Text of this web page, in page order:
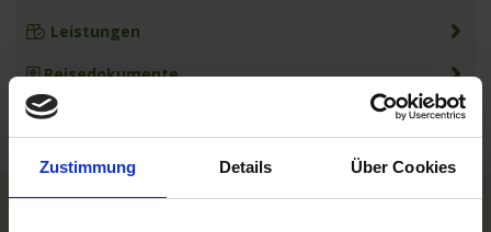
Zustimmung Details Über Cookies
Leistungen
Reisedokumente